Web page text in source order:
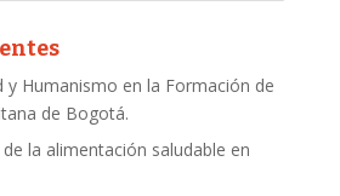
y Humanismo en la Formación de
de Bogotá.
la alimentación saludable en